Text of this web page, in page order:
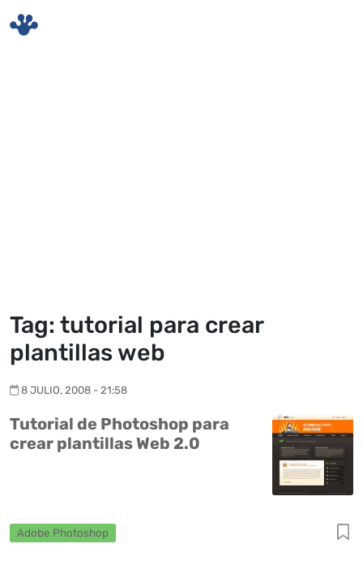
Tag: tutorial para crear
plantillas web
8 JULIO, 2008 - 21:58
Tutorial de Photoshop para
crear plantillas Web 2.0
Adobe Photoshop